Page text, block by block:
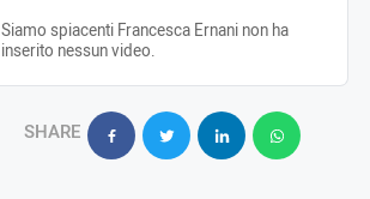
Siamo spiacenti Francesca Ernani non ha
inserito nessun video.
SHARE